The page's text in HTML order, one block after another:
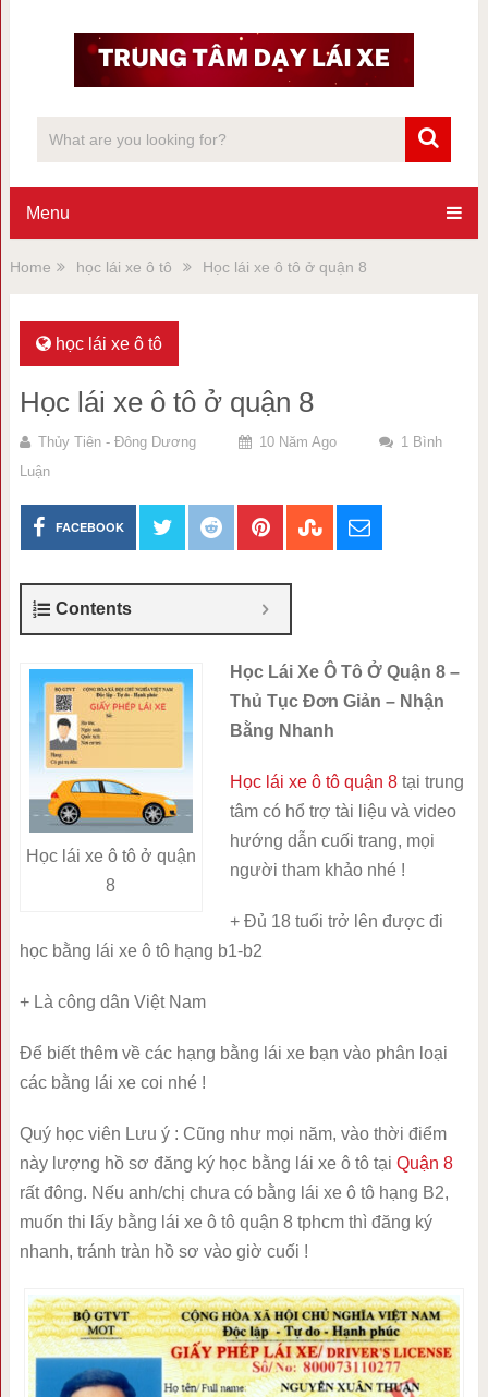
Menu
Home học lái xe ô tô Học lái xe ô tô ở quận 8
học lái xe ô tô
Học lái xe ô tô ở quận 8
Thủy Tiên - Đông Dương 10 Năm Ago
1 Bình
Luận
FACEBOOK
Contents
Học lái xe ô tô ở quận
8
Học Lái Xe Ô Tô Ở Quận 8 –
Thủ Tục Đơn Giản – Nhận
Bằng Nhanh
Học lái xe ô tô quận 8tại trung
tâm có hổ trợ tài liệu và video
hướng dẫn cuối trang, mọi
người tham khảo nhé !
+ Đủ 18 tuổi trở lên được đi
học bằng lái xe ô tô hạng b1-b2
+ Là công dân Việt Nam
Để biết thêm về các hạng bằng lái xe bạn vào phân loại
các bằng lái xe coi nhé !
Quý học viên Lưu ý : Cũng như mọi năm, vào thời điểm
này lượng hồ sơ đăng ký học bằng lái xe ô tô tại Quận 8
rất đông. Nếu anh/chị chưa có bằng lái xe ô tô hạng B2,
muốn thi lấy bằng lái xe ô tô quận 8 tphcm thì đăng ký
nhanh, tránh tràn hồ sơ vào giờ cuối !